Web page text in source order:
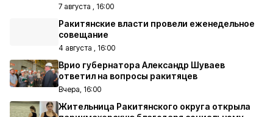
7 августа , 16:00
Ракитянские власти провели еженедельное
совещание
4 августа , 16:00
Врио губернатора Александр Шуваев
ответил на вопросы ракитяцев
Вчера, 16:00
Жительница Ракитянского округа открыла